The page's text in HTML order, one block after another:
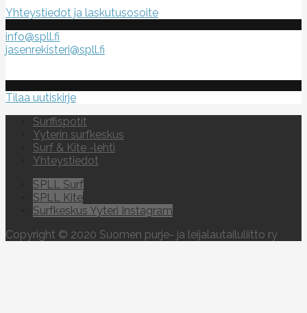
Yhteystiedot ja laskutusosoite
info@spll.fi
jasenrekisteri@spll.fi
Tilaa uutiskirje
Surffispotit
Yyterin surfkeskus
Surf & Kite -lehti
Yhteystiedot
SPLL Surf
SPLL Kite
Surfkeskus Yyteri Instagram
Copyright © 2020 Suomen purje- ja leijalautailuliitto ry